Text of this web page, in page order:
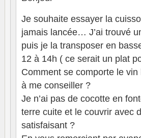
Je souhaite essayer la
jamais lancée… J’ai trouvé
puis je la transposer en
12 à 14h ( ce serait un plat
Comment se comporte le
à me conseiller ?
Je n’ai pas de cocotte en
terre cuite et le couvrir avec
satisfaisant ?